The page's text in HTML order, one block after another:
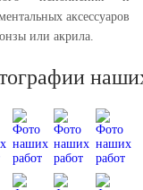
аксессуаров
или акрила.